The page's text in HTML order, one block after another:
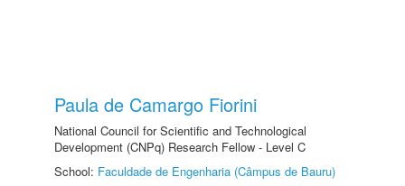
Paula de Camargo Fiorini
National Council for Scientific and Technological
Development (CNPq) Research Fellow - Level C
School: Faculdade de Engenharia (Câmpus de Bauru)